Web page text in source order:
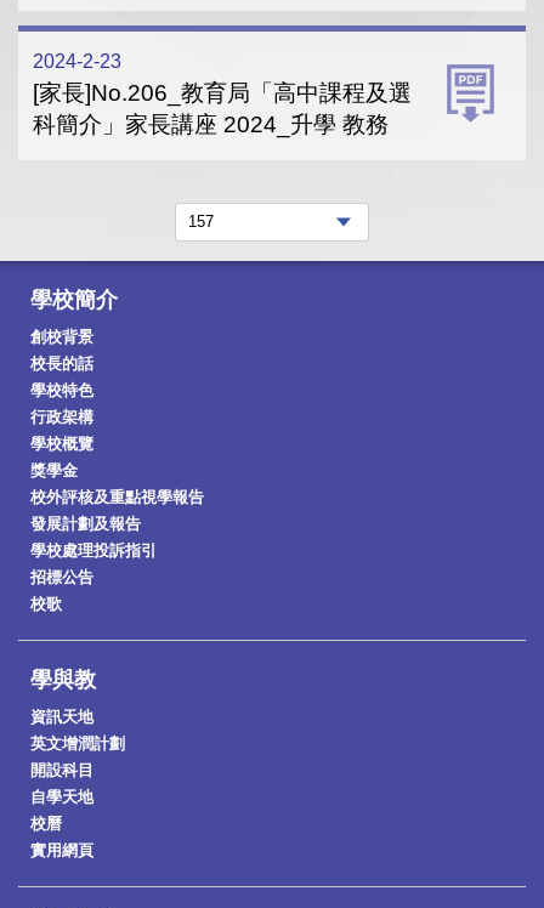
2024-2-23
[家長]No.206_教育局「高中課程及選
科簡介」家長講座 2024_升學 教務
學校簡介
創校背景
校長的話
學校特色
行政架構
學校概覽
獎學金
校外評核及重點視學報告
發展計劃及報告
學校處理投訴指引
招標公告
校歌
學與教
資訊天地
英文增潤計劃
開設科目
自學天地
校曆
實用網頁